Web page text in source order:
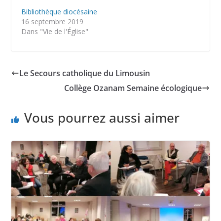
Bibliothèque diocésaine
16 septembre 2019
Dans "Vie de l'Église"
Le Secours catholique du Limousin
Collège Ozanam Semaine écologique
Vous pourrez aussi aimer